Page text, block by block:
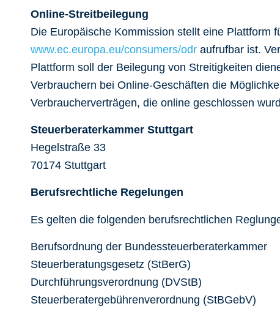
Online-Streitbeilegung
Die Europäische Kommission stellt eine Plattform
www.ec.europa.eu/consumers/odr aufrufbar ist.
Plattform soll der Beilegung von Streitigkeiten
Verbrauchern bei Online-Geschäften die
Verbraucherverträgen, die online geschlossen
Steuerberaterkammer Stuttgart
Hegelstraße 33
70174 Stuttgart
Berufsrechtliche Regelungen
Es gelten die folgenden berufsrechtlichen
Berufsordnung der Bundessteuerberaterkammer
Steuerberatungsgesetz (StBerG)
Durchführungsverordnung (DVStB)
Steuerberatergebührenverordnung (StBGebV)